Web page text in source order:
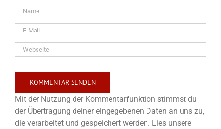
Mit der Nutzung der Kommentarfunktion stimmst du
der Übertragung deiner eingegebenen Daten an uns zu,
die verarbeitet und gespeichert werden. Lies unsere